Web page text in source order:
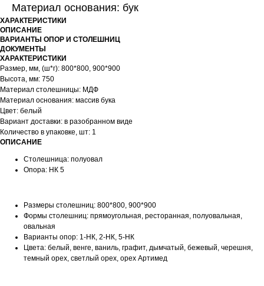
Материал основания: бук
ХАРАКТЕРИСТИКИ
ОПИСАНИЕ
ВАРИАНТЫ ОПОР И СТОЛЕШНИЦ
ДОКУМЕНТЫ
ХАРАКТЕРИСТИКИ
Размер, мм, (ш*г): 800*800, 900*900
Высота, мм: 750
Материал столешницы: МДФ
Материал основания: массив бука
Цвет: белый
Вариант доставки: в разобранном виде
Количество в упаковке, шт: 1
ОПИСАНИЕ
Столешница: полуовал
Опора: НК 5
Размеры столешниц: 800*800, 900*900
Формы столешниц: прямоугольная, ресторанная, полуовальная,
овальная
Варианты опор: 1-НК, 2-НК, 5-НК
Цвета: белый, венге, ваниль, графит, дымчатый, бежевый, черешня,
темный орех, светлый орех, орех Артимед